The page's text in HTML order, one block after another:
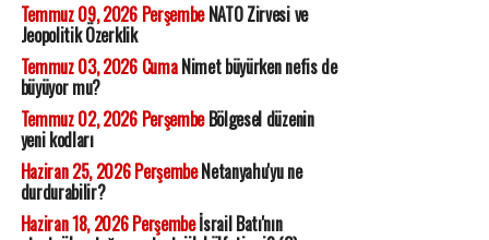
Temmuz 09, 2026 PerşembeNATO Zirvesi ve
Jeopolitik Özerklik
Temmuz 03, 2026 CumaNimet büyürken nefis de
büyüyor mu?
Temmuz 02, 2026 PerşembeBölgesel düzenin
yeni kodları
Haziran 25, 2026 PerşembeNetanyahu'yu ne
durdurabilir?
Haziran 18, 2026 Perşembeİsrail Batı'nın